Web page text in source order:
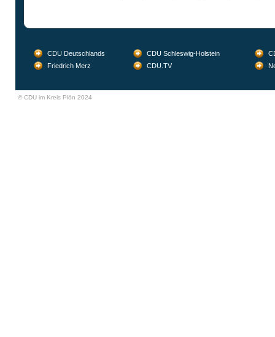
CDU Deutschlands CDU Schleswig-Holstein
Friedrich Merz
CDU.TV
© CDU im Kreis Plön 2024